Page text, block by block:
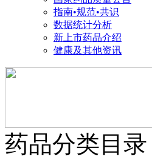
指南•规范•共识
数据统计分析
新上市药品介绍
健康及其他资讯
药品分类目录